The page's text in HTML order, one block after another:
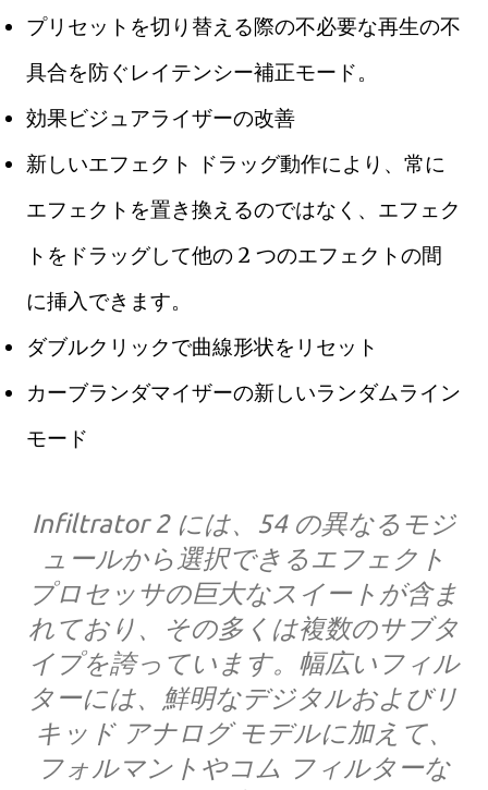
プリセットを切り替える際の不必要な再生の不
具合を防ぐレイテンシー補正モード。
効果ビジュアライザーの改善
新しいエフェクト ドラッグ動作により、常に
エフェクトを置き換えるのではなく、エフェク
トをドラッグして他の 2 つのエフェクトの間
に挿入できます。
ダブルクリックで曲線形状をリセット
カーブランダマイザーの新しいランダムライン
モード
Infiltrator 2 には、54 の異なるモジ
ュールから選択できるエフェクト
プロセッサの巨大なスイートが含ま
れており、その多くは複数のサブタ
イプを誇っています。幅広いフィル
ターには、鮮明なデジタルおよびリ
キッド アナログ モデルに加えて、
フォルマントやコム フィルターな